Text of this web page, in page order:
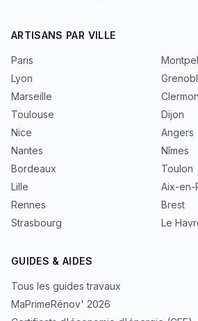
ARTISANS PAR VILLE
Paris
Lyon
Marseille
Toulouse
Nice
Nantes
Bordeaux
Lille
Rennes
Strasbourg
Dijon
Angers
Nîmes
Toulon
Aix-en-
Brest
Le
GUIDES & AIDES
Tous les guides travaux
MaPrimeRénov' 2026